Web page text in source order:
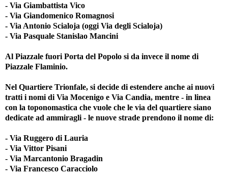
- Via Giambattista Vico
- Via Giandomenico Romagnosi
- Via Antonio Scialoja (oggi Via degli Scialoja)
- Via Pasquale Stanislao Mancini
Al Piazzale fuori Porta del Popolo si da invece il nome di
Piazzale Flaminio.
Nel Quartiere Trionfale, si decide di estendere anche ai nuovi
tratti i nomi di Via Mocenigo e Via Candia, mentre - in linea
con la toponomastica che vuole che le via del quartiere siano
dedicate ad ammiragli - le nuove strade prendono il nome di:
- Via Ruggero di Lauria
- Via Vittor Pisani
- Via Marcantonio Bragadin
- Via Francesco Caracciolo